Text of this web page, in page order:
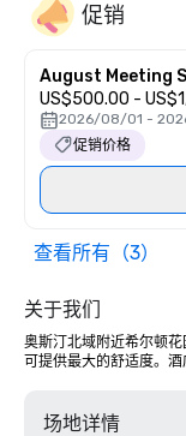
促销
August Meeting
US$500.00 -
2026/08/01 -
促销价格
查看所有（3）
关于我们
奥斯汀北域附近希尔顿花
可提供最大的舒适度。
场地详情